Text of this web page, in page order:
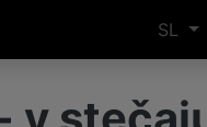
SL